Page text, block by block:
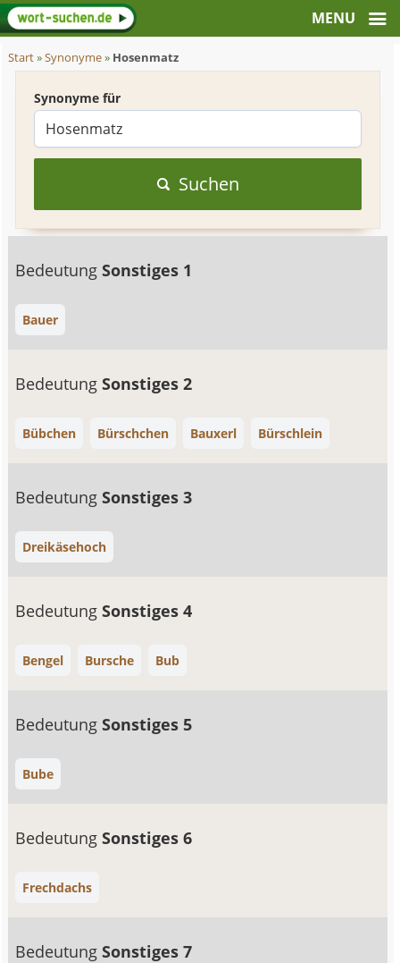
Start»Synonyme» Hosenmatz
Synonyme für
Suchen
BedeutungSonstiges 1
Bauer
BedeutungSonstiges 2
Bübchen Bürschchen Bauxerl Bürschlein
BedeutungSonstiges 3
Dreikäsehoch
BedeutungSonstiges 4
Bengel Bursche Bub
BedeutungSonstiges 5
Bube
BedeutungSonstiges 6
Frechdachs
BedeutungSonstiges 7